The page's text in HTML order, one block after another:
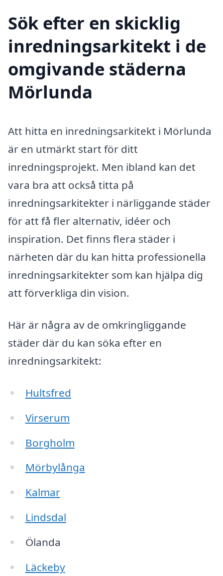
Sök efter en skicklig
inredningsarkitekt i de
omgivande städerna
Mörlunda
Att hitta en inredningsarkitekt i Mörlunda
är en utmärkt start för ditt
inredningsprojekt. Men ibland kan det
vara bra att också titta på
inredningsarkitekter i närliggande städer
för att få fler alternativ, idéer och
inspiration. Det finns flera städer i
närheten där du kan hitta professionella
inredningsarkitekter som kan hjälpa dig
att förverkliga din vision.
Här är några av de omkringliggande
städer där du kan söka efter en
inredningsarkitekt:
Hultsfred
Virserum
Borgholm
Mörbylånga
Kalmar
Lindsdal
Ölanda
Läckeby